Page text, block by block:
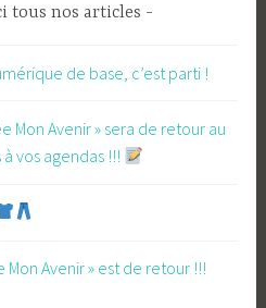
tous nos articles
de base, c’est parti !
Mon Avenir » sera de retour au
vos agendas !!!
Avenir » est de retour !!!